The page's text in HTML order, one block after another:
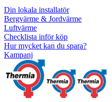
Din lokala installatör
Bergvärme & Jordvärme
Luftvärme
Checklista inför köp
Hur mycket kan du spara?
Kampanj